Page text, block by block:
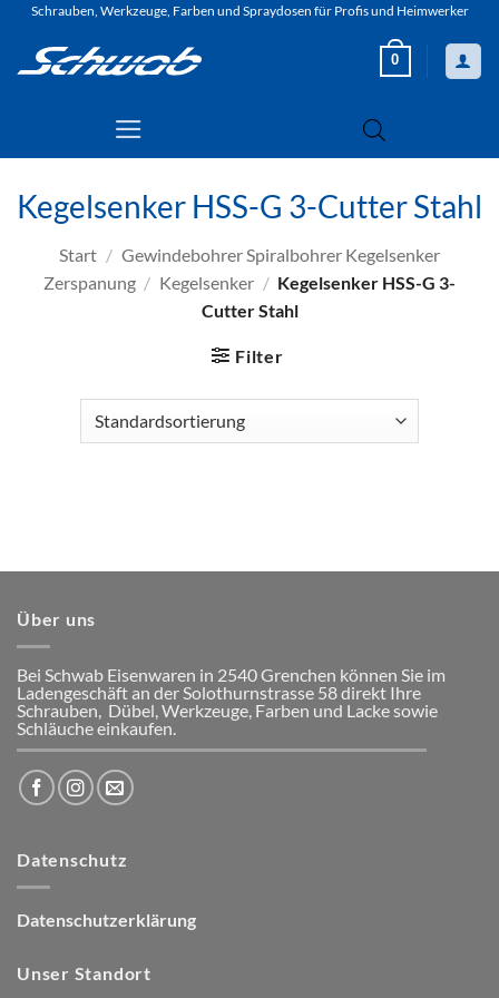
Zum
springen
Schrauben, Werkzeuge, Farben und Spraydosen für Profis und Heimwerker
0
Kegelsenker HSS-G 3-Cutter Stahl
Start / Gewindebohrer Spiralbohrer Kegelsenker
Zerspanung / Kegelsenker / Kegelsenker HSS-G 3-
Cutter Stahl
Filter
Über uns
Bei Schwab Eisenwaren in 2540 Grenchen können Sie im
Ladengeschäft an der Solothurnstrasse 58direkt Ihre
Schrauben, Dübel, Werkzeuge, Farben und Lackesowie
Schläuche einkaufen.
Datenschutz
Datenschutzerklärung
Unser Standort